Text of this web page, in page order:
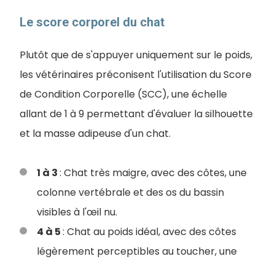
Le score corporel du chat
Plutôt que de s'appuyer uniquement sur le poids,
les vétérinaires préconisent l'utilisation du Score
de Condition Corporelle (SCC), une échelle
allant de 1 à 9 permettant d'évaluer la silhouette
et la masse adipeuse d'un chat.
1 à 3: Chat très maigre, avec des côtes, une
colonne vertébrale et des os du bassin
visibles à l'œil nu.
4 à 5: Chat au poids idéal, avec des côtes
légèrement perceptibles au toucher, une